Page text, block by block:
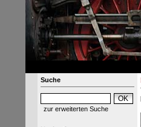
Suche
zur erweiterten Suche